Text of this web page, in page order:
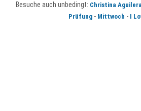
Besuche auch unbedingt: Christina Aguilera
Prüfung- Mittwoch - I